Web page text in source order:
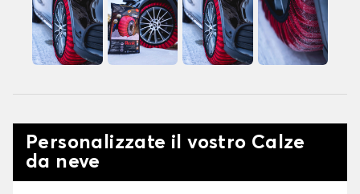
Personalizzate il vostro Calze
da neve